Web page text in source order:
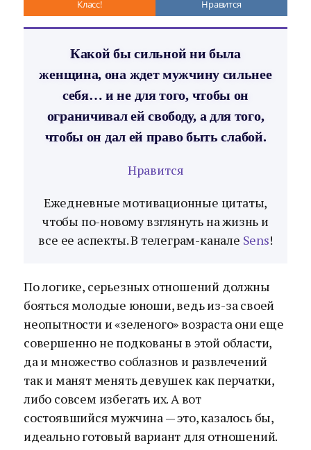
Класс! Нравится
Какой бы сильной ни была
женщина, она ждет мужчину сильнее
себя… и не для того, чтобы он
ограничивал ей свободу, а для того,
чтобы он дал ей право быть слабой.
Нравится
Ежедневные мотивационные цитаты,
чтобы по-новому взглянуть на жизнь и
все ее аспекты. В телеграм-канале Sens!
По логике, серьезных отношений должны
бояться молодые юноши, ведь из-за своей
неопытности и «зеленого» возраста они еще
совершенно не подкованы в этой области,
да и множество соблазнов и развлечений
так и манят менять девушек как перчатки,
либо совсем избегать их. А вот
состоявшийся мужчина — это, казалось бы,
идеально готовый вариант для отношений.